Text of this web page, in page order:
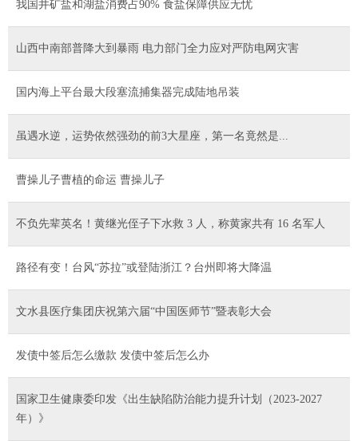
我国井矿盐和湖盐消费占90% 食盐保障供应无忧
山西中南部普降大到暴雨 电力部门全力应对严防电网灾害
国内海上平台最大段塞流捕集器完成陆地吊装
虽遇水逆，运势依然强劲的前3大星座，第一名竟然是...
曹操儿子曹植的命运 曹操儿子
不负先辈英名！黄继光侄子下水救 3 人，称黄家共有 16 名军人
路径有变！台风“苏拉”或登陆浙江？台州即将大降温
文水县医疗集团庆祝第六届“中国医师节”暨表彰大会
发债中签后怎么缴款 发债中签后怎么办
国家卫生健康委印发《出生缺陷防治能力提升计划（2023-2027
年）》